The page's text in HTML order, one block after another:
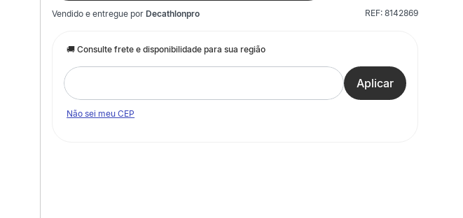
Vendido e entregue porDecathlonpro REF: 8142869
Não sei meu CEP